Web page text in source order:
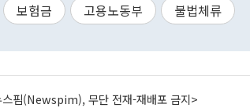
보험금 고용노동부 불법체류
스핌(Newspim), 무단 전재-재배포 금지>